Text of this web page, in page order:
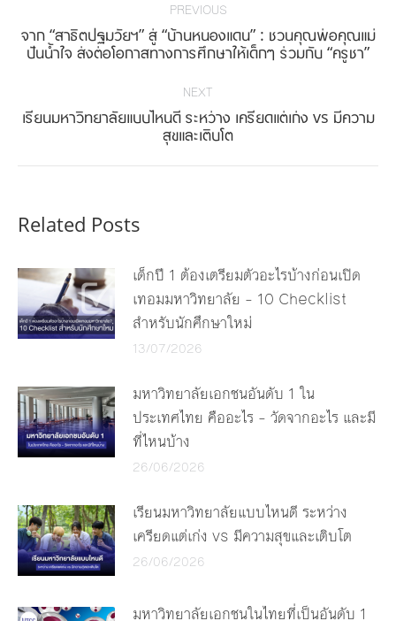
PREVIOUS
Previous
post:
จาก “สาธิตปฐมวัยฯ” สู่ “บ้านหนองแดน” : ชวนคุณพ่อคุณแม่
ปันน้ำใจ ส่งต่อโอกาสทางการศึกษาให้เด็กๆ ร่วมกับ “ครูชา”
NEXT
Next
post:
เรียนมหาวิทยาลัยแบบไหนดี ระหว่าง เครียดแต่เก่ง vs มีความ
สุขและเติบโต
Related Posts
เด็กปี 1 ต้องเตรียมตัวอะไรบ้างก่อนเปิด
เทอมมหาวิทยาลัย – 10 Checklist
สำหรับนักศึกษาใหม่
13/07/2026
มหาวิทยาลัยเอกชนอันดับ 1 ใน
ประเทศไทย คืออะไร – วัดจากอะไร และมี
ที่ไหนบ้าง
26/06/2026
เรียนมหาวิทยาลัยแบบไหนดี ระหว่าง
เครียดแต่เก่ง vs มีความสุขและเติบโต
26/06/2026
มหาวิทยาลัยเอกชนในไทยที่เป็นอันดับ 1